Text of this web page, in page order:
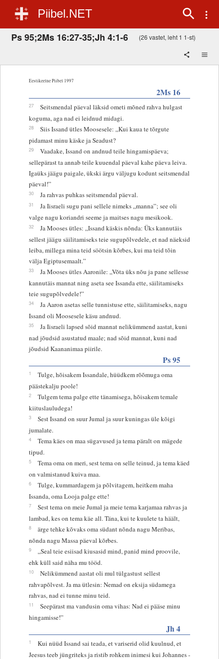
Piibel.NET
Ps 95;2Ms 16:27-35;Jh 4:1-6 (26 vastet, leht 1 1-st)
Eestikeelne Piibel 1997
2Ms 16
27
Seitsmendal päeval läksid ometi mõned rahva hulgast
koguma, aga nad ei leidnud midagi.
28
Siis Issand ütles Moosesele: „Kui kaua te tõrgute
pidamast minu käske ja Seadust?
29
Vaadake, Issand on andnud teile hingamispäeva;
sellepärast ta annab teile kuuendal päeval kahe päeva leiva.
Igaüks jäägu paigale, ükski ärgu väljugu kodunt seitsmendal
päeval!”
30 Ja rahvas puhkas seitsmendal päeval.
31
Ja Iisraeli sugu pani sellele nimeks „manna”; see oli
valge nagu koriandri seeme ja maitses nagu mesikook.
32
Ja Mooses ütles: „Issand käskis nõnda: Üks kannutäis
sellest jäägu säilitamiseks teie sugupõlvedele, et nad näeksid
leiba, millega mina teid söötsin kõrbes, kui ma teid tõin
välja Egiptusemaalt.”
33
Ja Mooses ütles Aaronile: „Võta üks nõu ja pane sellesse
kannutäis mannat ning aseta see Issanda ette, säilitamiseks
teie sugupõlvedele!”
34
Ja Aaron asetas selle tunnistuse ette, säilitamiseks, nagu
Issand oli Moosesele käsu andnud.
35
Ja Iisraeli lapsed sõid mannat nelikümmend aastat, kuni
nad jõudsid asustatud maale; nad sõid mannat, kuni nad
jõudsid Kaananimaa piirile.
Ps 95
1
Tulge, hõisakem Issandale, hüüdkem rõõmuga oma
päästekalju poole!
2
Tulgem tema palge ette tänamisega, hõisakem temale
kiituslauludega!
3
Sest Issand on suur Jumal ja suur kuningas üle kõigi
jumalate.
4
Tema käes on maa sügavused ja tema päralt on mägede
tipud.
5
Tema oma on meri, sest tema on selle teinud, ja tema käed
on valmistanud kuiva maa.
6
Tulge, kummardagem ja põlvitagem, heitkem maha
Issanda, oma Looja palge ette!
7
Sest tema on meie Jumal ja meie tema karjamaa rahvas ja
lambad, kes on tema käe all. Täna, kui te kuulete ta häält,
8
ärge tehke kõvaks oma südant nõnda nagu Meribas,
nõnda nagu Massa päeval kõrbes.
9
„Seal teie esiisad kiusasid mind, panid mind proovile,
ehk küll said näha mu tööd.
10
Nelikümmend aastat oli mul tülgastust sellest
rahvapõlvest. Ja ma ütlesin: Nemad on eksija südamega
rahvas, nad ei tunne minu teid.
11
Seepärast ma vandusin oma vihas: Nad ei pääse minu
hingamisse!”
Jh 4
1
Kui nüüd Issand sai teada, et variserid olid kuulnud, et
Jeesus teeb jüngriteks ja ristib rohkem inimesi kui Johannes -